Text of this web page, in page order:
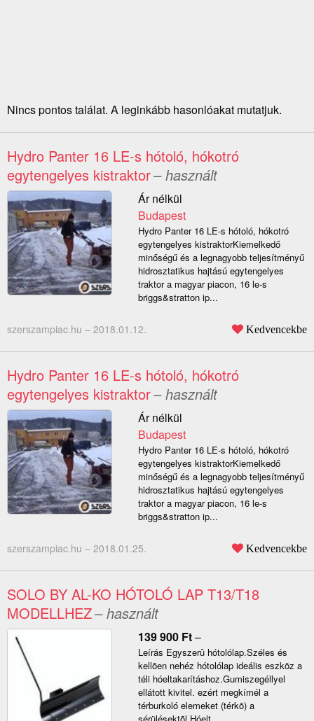
Nincs pontos találat. A leginkább hasonlóakat mutatjuk.
Hydro Panter 16 LE-s hótoló, hókotró
egytengelyes kistraktor– használt
Ár nélkül
Budapest
Hydro Panter 16 LE-s hótoló, hókotró
egytengelyes kistraktorKiemelkedő
minőségű és a legnagyobb teljesítményű
hidrosztatikus hajtású egytengelyes
traktor a magyar piacon, 16 le-s
briggs&stratton ip...
szerszampiac.hu – 2018.01.12. Kedvencekbe
Hydro Panter 16 LE-s hótoló, hókotró
egytengelyes kistraktor– használt
Ár nélkül
Budapest
Hydro Panter 16 LE-s hótoló, hókotró
egytengelyes kistraktorKiemelkedő
minőségű és a legnagyobb teljesítményű
hidrosztatikus hajtású egytengelyes
traktor a magyar piacon, 16 le-s
briggs&stratton ip...
szerszampiac.hu – 2018.01.25. Kedvencekbe
SOLO BY AL-KO HÓTOLÓ LAP T13/T18
MODELLHEZ– használt
139 900 Ft–
Leírás Egyszerû hótolólap.Széles és
kellõen nehéz hótolólap ideális eszköz a
téli hóeltakarításhoz.Gumiszegéllyel
ellátott kivitel. ezért megkímél a
térburkoló elemeket (térkõ) a